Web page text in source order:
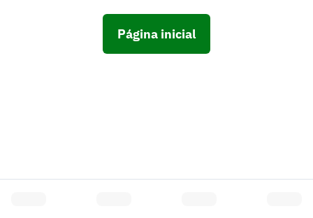
Página inicial